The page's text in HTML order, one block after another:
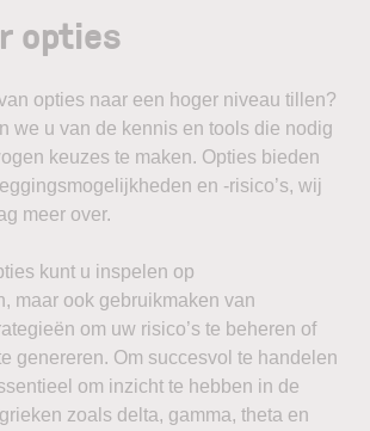
opties
opties naar een hoger niveau tillen?
we u van de kennis en tools die nodig
keuzes te maken. Opties bieden
en -risico’s, wij
meer over.
kunt u inspelen op
maar ook gebruikmaken van
om uw risico’s te beheren of
genereren. Om succesvol te handelen
om inzicht te hebben in de
zoals delta, gamma, theta en